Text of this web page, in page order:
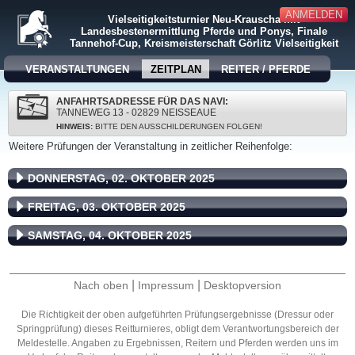
ANMELDEN
Vielseitigkeitsturnier Neu-Krauscha mit
Landesbestenermittlung Pferde und Ponys, Finale
Tannehof-Cup, Kreismeisterschaft Görlitz Vielseitigkeit
VERANSTALTUNGEN ZEITPLAN REITER / PFERDE
ANFAHRTSADRESSE FÜR DAS NAVI:
TANNEWEG 13 - 02829 NEISSEAUE
HINWEIS: BITTE DEN AUSSCHILDERUNGEN FOLGEN!
Weitere Prüfungen der Veranstaltung in zeitlicher Reihenfolge:
DONNERSTAG, 02. OKTOBER 2025
FREITAG, 03. OKTOBER 2025
SAMSTAG, 04. OKTOBER 2025
Nach oben Impressum Desktopversion
Die Richtigkeit der oben aufgeführten Prüfungsergebnisse (Dressur oder
Springprüfung) dieses Reitturnieres, obligt dem Verantwortungsbereich der
Meldestelle. Angaben zu Ergebnissen, Reitern und Pferden werden uns im